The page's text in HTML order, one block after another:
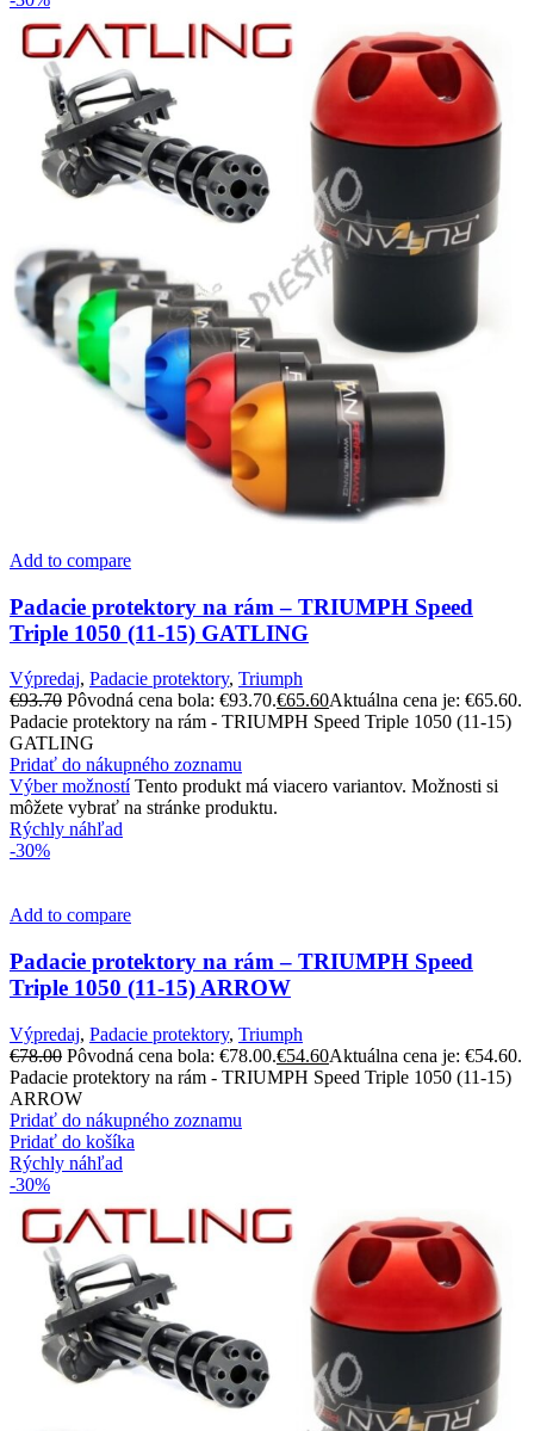
Add to compare
Padacie protektory na rám – TRIUMPH Speed
Triple 1050 (11-15) GATLING
Výpredaj, Padacie protektory, Triumph
€93.70 Pôvodná cena bola: €93.70.€65.60Aktuálna cena je: €65.60.
Padacie protektory na rám - TRIUMPH Speed Triple 1050 (11-15)
GATLING
Pridať do nákupného zoznamu
Výber možností Tento produkt má viacero variantov. Možnosti si
môžete vybrať na stránke produktu.
Rýchly náhľad
-30%
Add to compare
Padacie protektory na rám – TRIUMPH Speed
Triple 1050 (11-15) ARROW
Výpredaj, Padacie protektory, Triumph
€78.00 Pôvodná cena bola: €78.00.€54.60Aktuálna cena je: €54.60.
Padacie protektory na rám - TRIUMPH Speed Triple 1050 (11-15)
ARROW
Pridať do nákupného zoznamu
Pridať do košíka
Rýchly náhľad
-30%